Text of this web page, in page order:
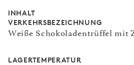
INHALT
VERKEHRSBEZEICHNUNG
Weiße Schokoladentrüffel mit
LAGERTEMPERATUR